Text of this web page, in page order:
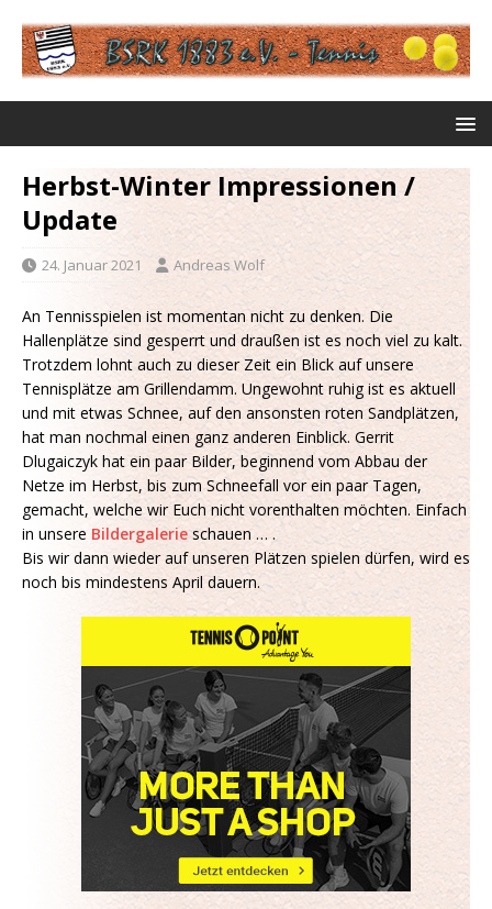
Herbst-Winter Impressionen /
Update
24. Januar 2021 Andreas Wolf
An Tennisspielen ist momentan nicht zu denken. Die
Hallenplätze sind gesperrt und draußen ist es noch viel zu kalt.
Trotzdem lohnt auch zu dieser Zeit ein Blick auf unsere
Tennisplätze am Grillendamm. Ungewohnt ruhig ist es aktuell
und mit etwas Schnee, auf den ansonsten roten Sandplätzen,
hat man nochmal einen ganz anderen Einblick. Gerrit
Dlugaiczyk hat ein paar Bilder, beginnend vom Abbau der
Netze im Herbst, bis zum Schneefall vor ein paar Tagen,
gemacht, welche wir Euch nicht vorenthalten möchten. Einfach
in unsere Bildergalerie schauen … .
Bis wir dann wieder auf unseren Plätzen spielen dürfen, wird es
noch bis mindestens April dauern.